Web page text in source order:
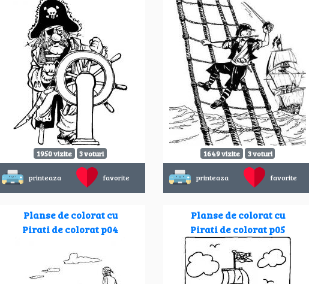
1950 vizite 3 voturi
printeaza favorite
1649 vizite 3 voturi
printeaza favorite
Planse de colorat cu
Pirati de colorat p04
Planse de colorat cu
Pirati de colorat p05